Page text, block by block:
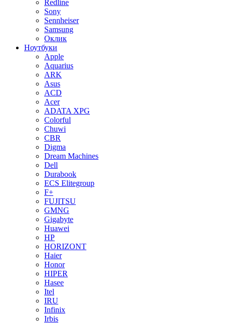
Redline
Sony
Sennheiser
Samsung
Оклик
Ноутбуки
Apple
Aquarius
ARK
Asus
ACD
Acer
ADATA XPG
Colorful
Chuwi
CBR
Digma
Dream Machines
Dell
Durabook
ECS Elitegroup
F+
FUJITSU
GMNG
Gigabyte
Huawei
HP
HORIZONT
Haier
Honor
HIPER
Hasee
Itel
IRU
Infinix
Irbis